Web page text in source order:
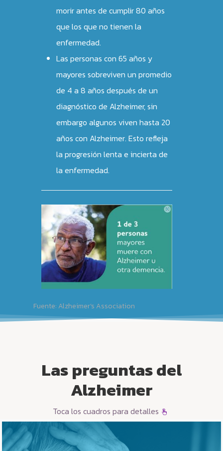
morir antes de cumplir 80 años
que los que no tienen la
enfermedad.
Las personas con 65 años y
mayores sobreviven un promedio
de 4 a 8 años después de un
diagnóstico de Alzheimer, sin
embargo algunos viven hasta 20
años con Alzheimer. Esto refleja
la progresión lenta e incierta de
la enfermedad.
Fuente: Alzheimer’s Association
Las preguntas del
Alzheimer
Toca los cuadros para detalles
GUERREROS
CORPORACIÓN
EQUIPO
COLABORACIONES
ALZHEIMER
EQUIPO
CONTÁCTANOS